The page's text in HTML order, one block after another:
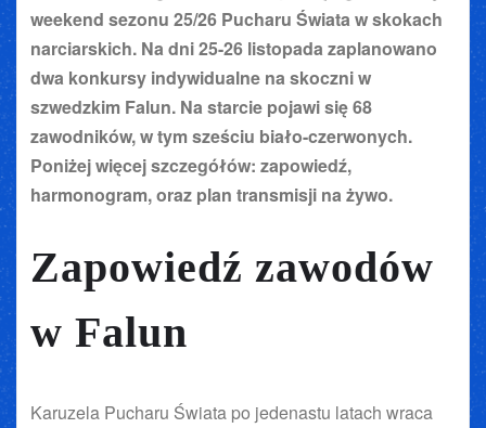
weekend sezonu 25/26 Pucharu Świata w skokach
narciarskich. Na dni 25-26 listopada zaplanowano
dwa konkursy indywidualne na skoczni w
szwedzkim Falun. Na starcie pojawi się 68
zawodników, w tym sześciu biało-czerwonych.
Poniżej więcej szczegółów: zapowiedź,
harmonogram, oraz plan transmisji na żywo.
Zapowiedź zawodów
w Falun
Karuzela Pucharu Świata po jedenastu latach wraca